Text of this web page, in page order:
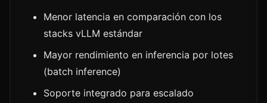
Menor latencia en comparación con los
stacks vLLM estándar
Mayor rendimiento en inferencia por lotes
(batch inference)
Soporte integrado para escalado